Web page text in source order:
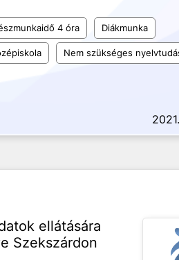
4 óra Diákmunka
Nem szükséges
ellátására
Szekszárdon